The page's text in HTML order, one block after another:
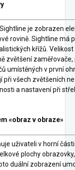
je zobrazen
rovině. Sightline má
křížů.
zvětšení zaměřovače,
umístěných v první
všech zvětšeních
a nastavení při
«obraz v obraze»
uživateli v horní
plochy
duální zobrazení